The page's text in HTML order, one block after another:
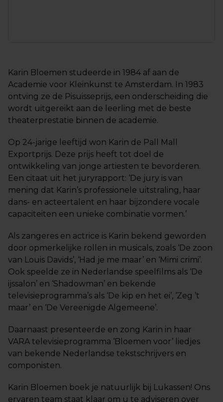
Karin Bloemen studeerde in 1984 af aan de
Academie voor Kleinkunst te Amsterdam. In 1983
ontving ze de Pisuisseprijs, een onderscheiding die
wordt uitgereikt aan de leerling met de beste
theaterprestatie binnen de academie.
Op 24-jarige leeftijd won Karin de Pall Mall
Exportprijs. Deze prijs heeft tot doel de
ontwikkeling van jonge artiesten te bevorderen.
Een citaat uit het juryrapport: ‘De jury is van
mening dat Karin’s professionele uitstraling, haar
dans- en acteertalent en haar bijzondere vocale
capaciteiten een unieke combinatie vormen.’
Als zangeres en actrice is Karin bekend geworden
door opmerkelijke rollen in musicals, zoals ‘De zoon
van Louis Davids’, ‘Had je me maar’ en ‘Mimi crimi’.
Ook speelde ze in Nederlandse speelfilms als ‘De
ijssalon’ en ‘Shadowman’ en bekende
televisieprogramma’s als ‘De kip en het ei’, ‘Zeg ’t
maar’ en ‘De Vereenigde Algemeene’.
Daarnaast presenteerde en zong Karin in haar
VARA televisieprogramma ‘Bloemen voor’ liedjes
van bekende Nederlandse tekstschrijvers en
componisten.
Karin Bloemen boek je natuurlijk bij Lukassen! Ons
ervaren team staat klaar om u te adviseren over